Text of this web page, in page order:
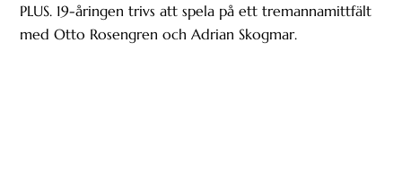
PLUS. 19-åringen trivs att spela på ett tremannamittfält
med Otto Rosengren och Adrian Skogmar.